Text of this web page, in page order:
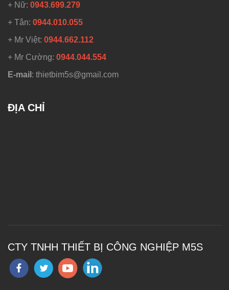
+ Nữ: 0943.699.279
+ Tân: 0944.010.055
+ Mr Việt: 0944.662.112
+ Mr Cường: 0944.044.554
E-mail : thietbim5s@gmail.com
ĐỊA CHỈ
CTY TNHH THIẾT BỊ CÔNG NGHIỆP M5S